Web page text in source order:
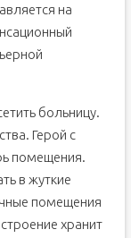
на
больницу.
Герой с
помещения.
в жуткие
помещения
хранит